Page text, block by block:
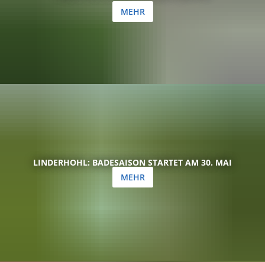
MEHR
LINDERHOHL: BADESAISON STARTET AM 30. MAI
MEHR